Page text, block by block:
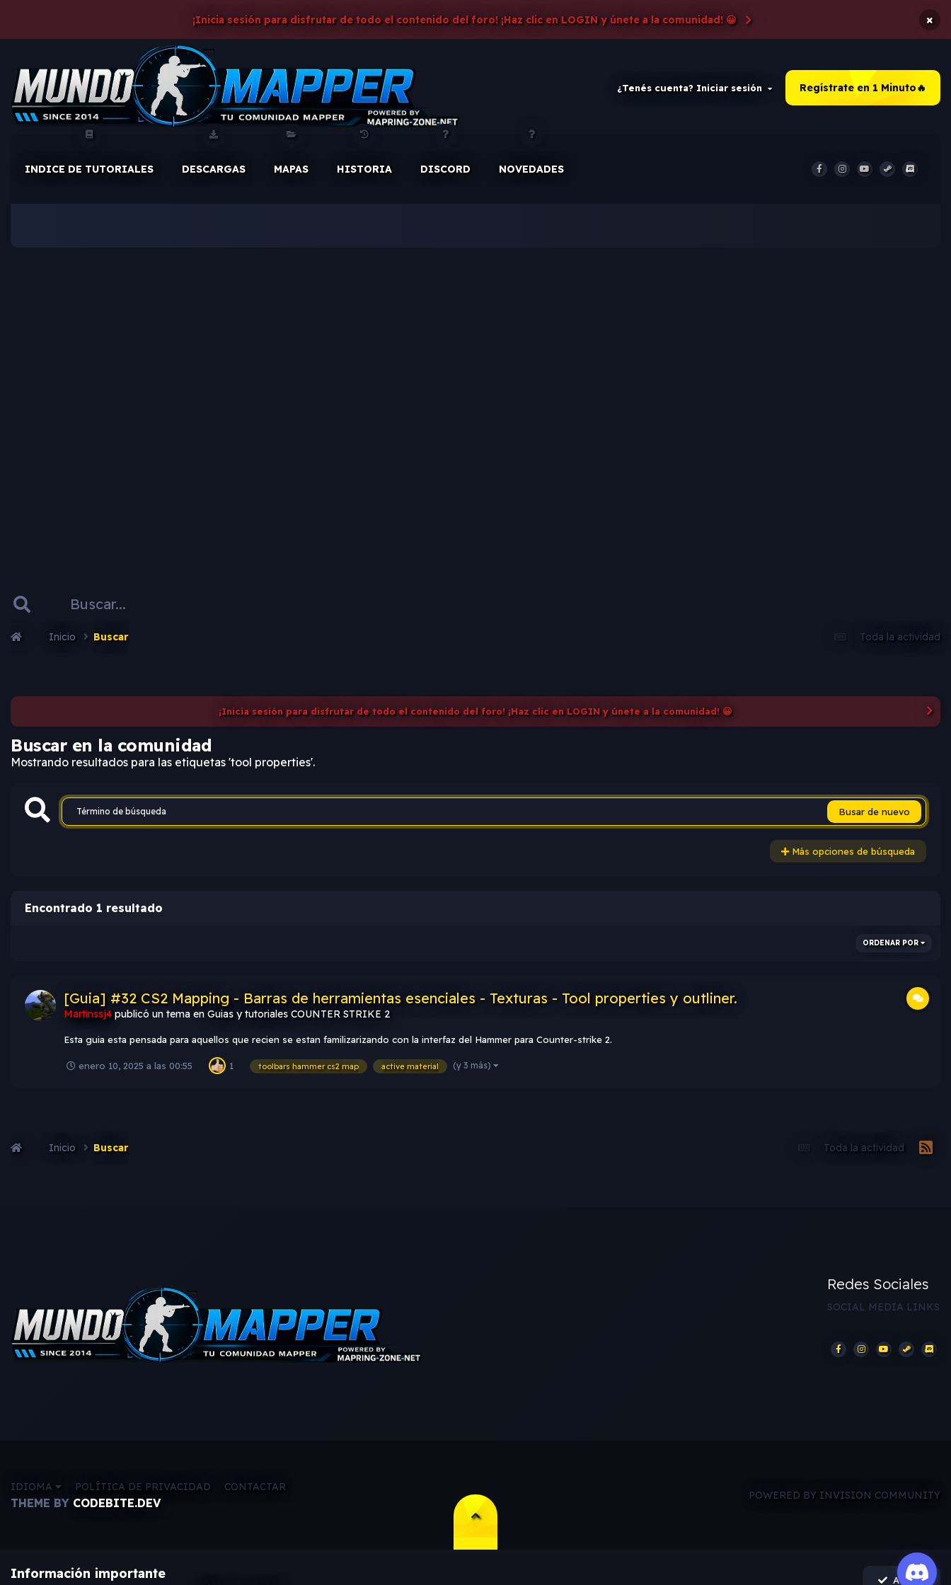
¡Inicia sesión para disfrutar de todo el contenido del foro! ¡Haz clic en LOGIN y únete a la comunidad! 😀 ×
¿Tenés cuenta? Iniciar sesión Regístrate en 1 Minuto🔥
INDICE DE TUTORIALES DESCARGAS MAPAS HISTORIA DISCORD NOVEDADES
Toda la actividad
Inicio Buscar
¡Inicia sesión para disfrutar de todo el contenido del foro! ¡Haz clic en LOGIN y únete a la comunidad! 😀
Buscar en la comunidad
Mostrando resultados para las etiquetas 'tool properties'.
Busar de nuevo
Más opciones de búsqueda
Encontrado 1 resultado
ORDENAR POR
[Guia] #32 CS2 Mapping - Barras de herramientas esenciales - Texturas - Tool properties y outliner.
Martinssj4 publicó un tema en Guias y tutoriales COUNTER STRIKE 2
Esta guia esta pensada para aquellos que recien se estan familizarizando con la interfaz del Hammer para Counter-strike 2.
enero 10, 2025 a las 00:55 1 toolbars hammer cs2 map active material (y 3 más)
Toda la actividad
Inicio Buscar
Redes Sociales
SOCIAL MEDIA LINKS
IDIOMA POLÍTICA DE PRIVACIDAD CONTACTAR
THEME BY CODEBITE.DEV
POWERED BY INVISION COMMUNITY
Información importante Acepto